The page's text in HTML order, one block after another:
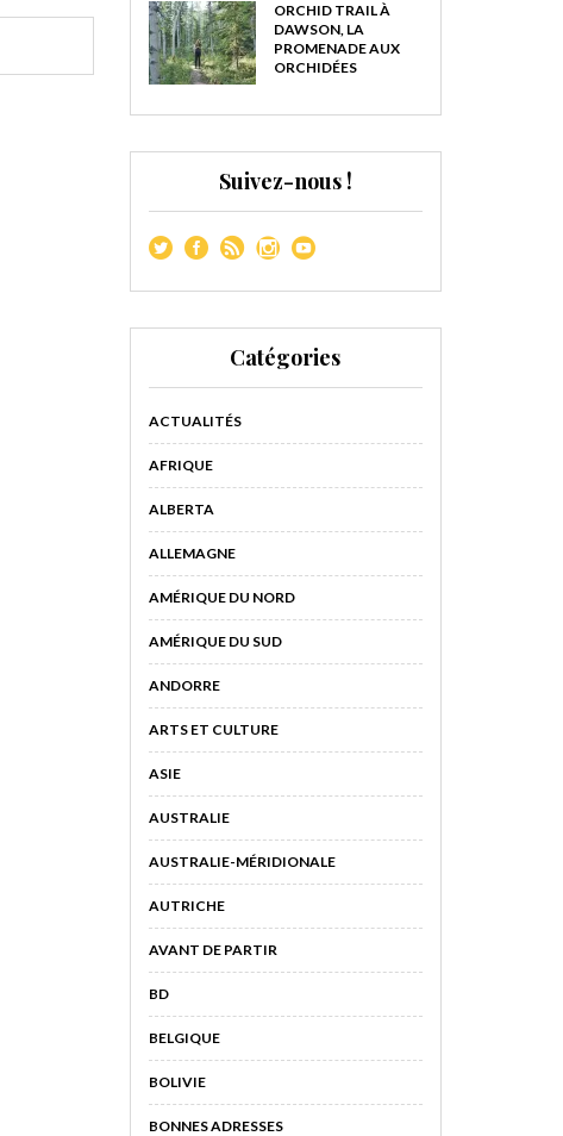
ORCHID TRAIL À
DAWSON, LA
PROMENADE AUX
ORCHIDÉES
Suivez-nous !
Catégories
ACTUALITÉS
AFRIQUE
ALBERTA
ALLEMAGNE
AMÉRIQUE DU NORD
AMÉRIQUE DU SUD
ANDORRE
ARTS ET CULTURE
ASIE
AUSTRALIE
AUSTRALIE-MÉRIDIONALE
AUTRICHE
AVANT DE PARTIR
BD
BELGIQUE
BOLIVIE
BONNES ADRESSES